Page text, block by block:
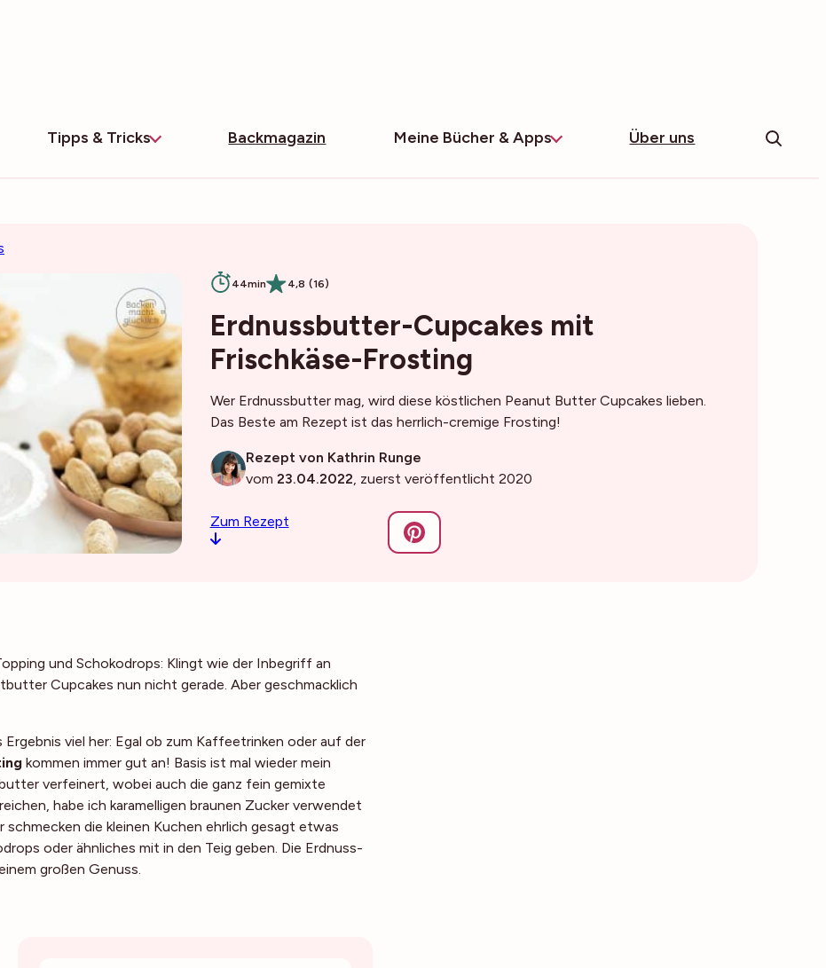
Tipps & Tricks Backmagazin Meine Bücher & Apps Über uns
44min 4,8 (16)
Erdnussbutter-Cupcakes mit
Frischkäse-Frosting
Wer Erdnussbutter mag, wird diese köstlichen Peanut Butter Cupcakes lieben.
Das Beste am Rezept ist das herrlich-cremige Frosting!
Rezept von Kathrin Runge
vom 23.04.2022, zuerst veröffentlicht 2020
Zum Rezept
und Schokodrops: Klingt wie der Inbegriff an
Cupcakes nun nicht gerade. Aber geschmacklich
viel her: Egal ob zum Kaffeetrinken oder auf der
kommen immer gut an! Basis ist mal wieder mein
verfeinert, wobei auch die ganz fein gemixte
habe ich karamelligen braunen Zucker verwendet
schmecken die kleinen Kuchen ehrlich gesagt etwas
oder ähnliches mit in den Teig geben. Die Erdnuss-
großen Genuss.